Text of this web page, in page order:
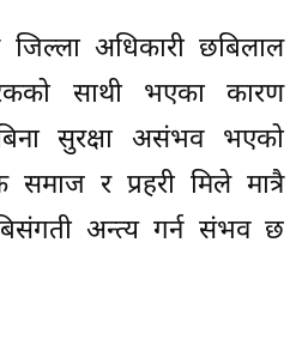
जिल्ला अधिकारी छबिलाल
साथी भएका कारण
सुरक्षा असंभव भएको
समाज र प्रहरी मिले मात्रै
अन्त्य गर्न संभव छ